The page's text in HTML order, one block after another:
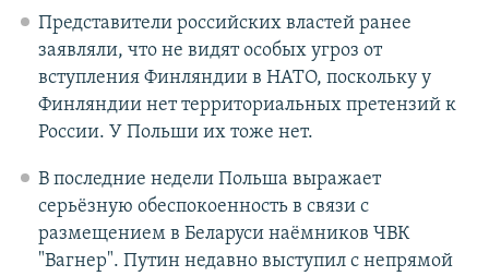
Представители российских властей ранее
заявляли, что не видят особых угроз от
вступления Финляндии в НАТО, поскольку у
Финляндии нет территориальных претензий к
России. У Польши их тоже нет.
В последние недели Польша выражает
серьёзную обеспокоенность в связи с
размещением в Беларуси наёмников ЧВК
"Вагнер". Путин недавно выступил с непрямой